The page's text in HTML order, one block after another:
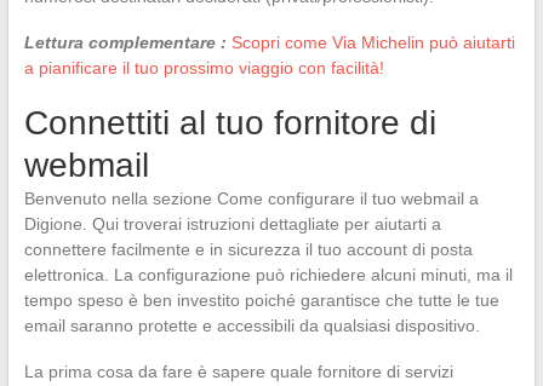
Lettura complementare : Scopri come Via Michelin può aiutarti
a pianificare il tuo prossimo viaggio con facilità!
Connettiti al tuo fornitore di
webmail
Benvenuto nella sezione Come configurare il tuo webmail a
Digione. Qui troverai istruzioni dettagliate per aiutarti a
connettere facilmente e in sicurezza il tuo account di posta
elettronica. La configurazione può richiedere alcuni minuti, ma il
tempo speso è ben investito poiché garantisce che tutte le tue
email saranno protette e accessibili da qualsiasi dispositivo.
La prima cosa da fare è sapere quale fornitore di servizi